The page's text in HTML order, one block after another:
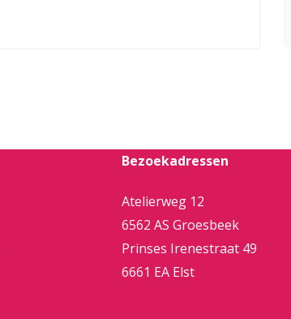
Bezoekadressen
Atelierweg 12
6562 AS Groesbeek
Prinses Irenestraat 49
6661 EA Elst